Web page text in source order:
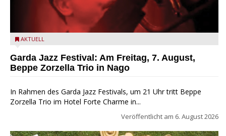
Beppe Zorzella Trio zu Gast beim Garda Jazz Festival
AKTUELL
Garda Jazz Festival: Am Freitag, 7. August,
Beppe Zorzella Trio in Nago
In Rahmen des Garda Jazz Festivals, um 21 Uhr tritt Beppe
Zorzella Trio im Hotel Forte Charme in...
Veröffentlicht am 6. August 2026